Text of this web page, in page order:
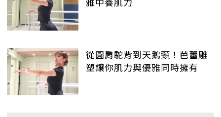
從圓肩駝背到天鵝頸！芭蕾雕
塑讓你肌力與優雅同時擁有